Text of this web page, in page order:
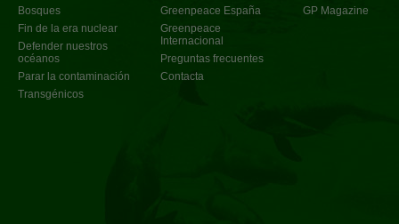
Bosques
Fin de la era nuclear
Defender nuestros
océanos
Parar la contaminación
Transgénicos
Greenpeace España
Greenpeace
Internacional
Preguntas frecuentes
Contacta
GP Magazine